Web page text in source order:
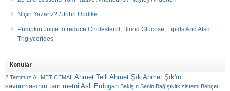
Niçin Yazarız? / John Updike
Pumpkin Juice to reduce Cholesterol, Blood Glucose, Lipids And Also
Triglycerides
Konular
2 Temmuz AHMET CEMAL Ahmet Telli Ahmet Şık Ahmet Şık'ın
savunmasının tam metni Asli Erdogan Bakişın Senin Bağışıklık sistemi Behçet